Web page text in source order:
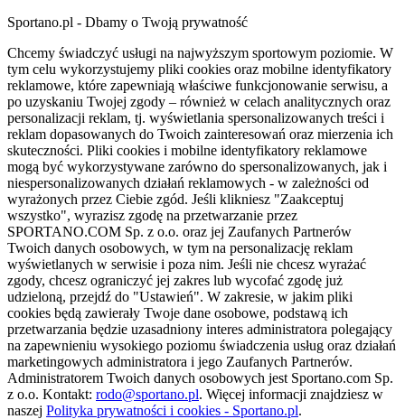
Sportano.pl - Dbamy o Twoją prywatność
Chcemy świadczyć usługi na najwyższym sportowym poziomie. W
tym celu wykorzystujemy pliki cookies oraz mobilne identyfikatory
reklamowe, które zapewniają właściwe funkcjonowanie serwisu, a
po uzyskaniu Twojej zgody – również w celach analitycznych oraz
personalizacji reklam, tj. wyświetlania spersonalizowanych treści i
reklam dopasowanych do Twoich zainteresowań oraz mierzenia ich
skuteczności. Pliki cookies i mobilne identyfikatory reklamowe
mogą być wykorzystywane zarówno do spersonalizowanych, jak i
niespersonalizowanych działań reklamowych - w zależności od
wyrażonych przez Ciebie zgód. Jeśli klikniesz "Zaakceptuj
wszystko", wyrazisz zgodę na przetwarzanie przez
SPORTANO.COM Sp. z o.o. oraz jej Zaufanych Partnerów
Twoich danych osobowych, w tym na personalizację reklam
wyświetlanych w serwisie i poza nim. Jeśli nie chcesz wyrażać
zgody, chcesz ograniczyć jej zakres lub wycofać zgodę już
udzieloną, przejdź do "Ustawień". W zakresie, w jakim pliki
cookies będą zawierały Twoje dane osobowe, podstawą ich
przetwarzania będzie uzasadniony interes administratora polegający
na zapewnieniu wysokiego poziomu świadczenia usług oraz działań
marketingowych administratora i jego Zaufanych Partnerów.
Administratorem Twoich danych osobowych jest Sportano.com Sp.
z o.o. Kontakt: rodo@sportano.pl. Więcej informacji znajdziesz w
naszej Polityka prywatności i cookies - Sportano.pl.